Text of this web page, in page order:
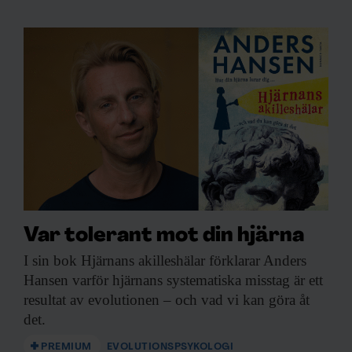
Beställ i dag!
Var tolerant mot din hjärna
I sin bok Hjärnans akilleshälar förklarar Anders
Hansen varför hjärnans systematiska misstag är ett
resultat av evolutionen – och vad vi kan göra åt
det.
PREMIUM EVOLUTIONSPSYKOLOGI